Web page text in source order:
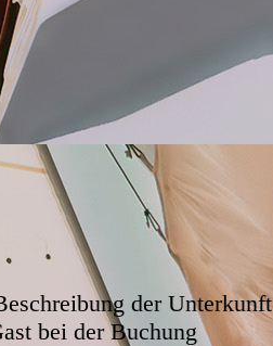
der Unterkunft
bei der Buchung